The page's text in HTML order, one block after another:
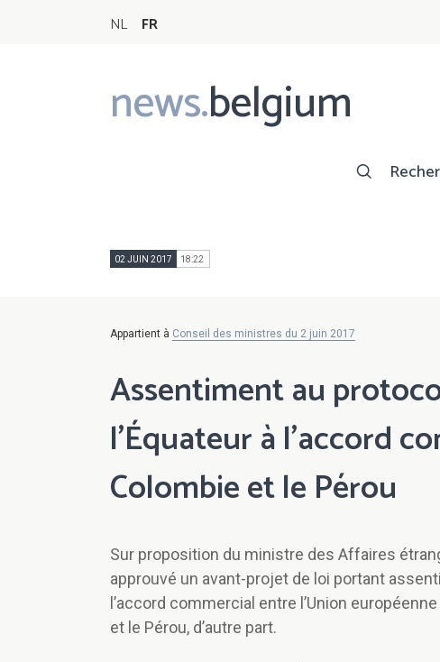
NL FR
news.belgium
Main
navigation
02 JUIN 2017 18:22
Appartient à Conseil des ministres du 2 juin 2017
Assentiment au
l’Équateur à l’accord
Colombie et le Pérou
Sur proposition du ministre des Affaires
approuvé un avant-projet de loi portant
l’accord commercial entre l’Union
et le Pérou, d’autre part.